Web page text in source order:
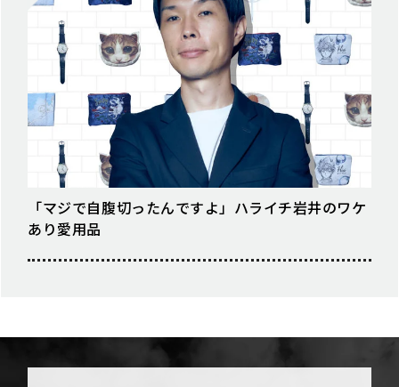
「マジで自腹切ったんですよ」ハライチ岩井のワケ
あり愛用品